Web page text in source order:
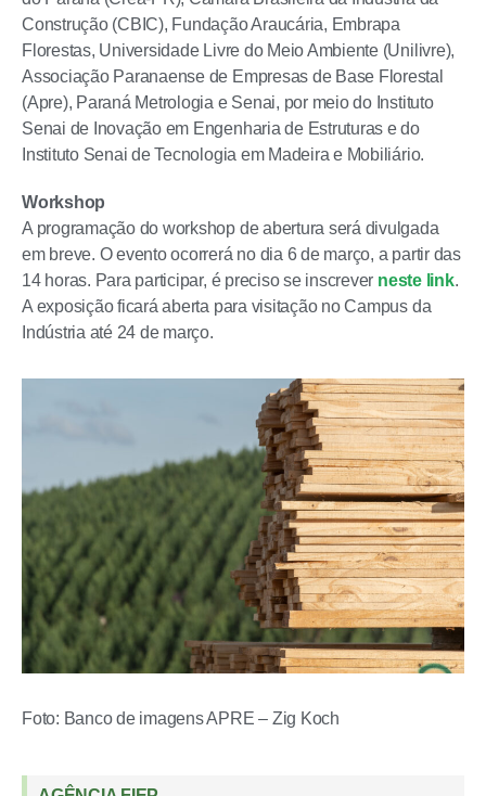
Construção (CBIC), Fundação Araucária, Embrapa
Florestas, Universidade Livre do Meio Ambiente (Unilivre),
Associação Paranaense de Empresas de Base Florestal
(Apre), Paraná Metrologia e Senai, por meio do Instituto
Senai de Inovação em Engenharia de Estruturas e do
Instituto Senai de Tecnologia em Madeira e Mobiliário.
Workshop
A programação do workshop de abertura será divulgada
em breve. O evento ocorrerá no dia 6 de março, a partir das
14 horas. Para participar, é preciso se inscrever neste link.
A exposição ficará aberta para visitação no Campus da
Indústria até 24 de março.
Foto: Banco de imagens APRE – Zig Koch